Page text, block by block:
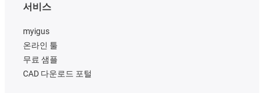
서비스
myigus
온라인 툴
무료 샘플
CAD 다운로드 포털